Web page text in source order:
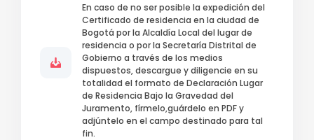
En caso de no ser posible la expedición del
Certificado de residencia en la ciudad de
Bogotá por la Alcaldía Local del lugar de
residencia o por la Secretaría Distrital de
Gobierno a través de los medios
dispuestos, descargue y diligencie en su
totalidad el formato de Declaración Lugar
de Residencia Bajo la Gravedad del
Juramento, fírmelo,guárdelo en PDF y
adjúntelo en el campo destinado para tal
fin.